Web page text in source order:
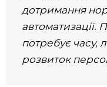
дотримання
автоматизації.
потребує часу,
розвиток